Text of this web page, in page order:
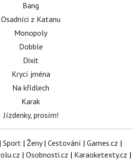
Bang
Osadníci z Katanu
Monopoly
Dobble
Dixit
Krycí jména
Na křídlech
Karak
Jízdenky, prosím!
Sport | Ženy| Cestování | Games.cz |
| Osobnosti.cz | Karaoketexty.cz |